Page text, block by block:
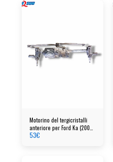
Motorino del tergicristalli
anteriore per Ford Ka (2007-
2015) cod: ms1592008650
53€